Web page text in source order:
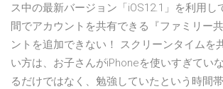
ス中の最新バージョン「iOS12.1」を利用し
間でアカウントを共有できる『ファミリー
ントを追加できない！ スクリーンタイムを
い方は、お子さんがiPhoneを使いすぎてい
るだけではなく、勉強していたという時間